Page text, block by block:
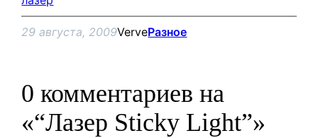
29 августа, 2009VerveРазное
0 комментариев на
«“Лазер Sticky Light”»